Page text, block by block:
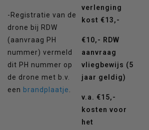
-Registratie van de
drone bij RDW
(aanvraag PH
nummer) vermeld
dit PH nummer op
de drone met b.v.
een brandplaatje.
verlenging
kost €13,-
€10,- RDW
aanvraag
vliegbewijs (5
jaar geldig)
v.a. €15,-
kosten voor
het